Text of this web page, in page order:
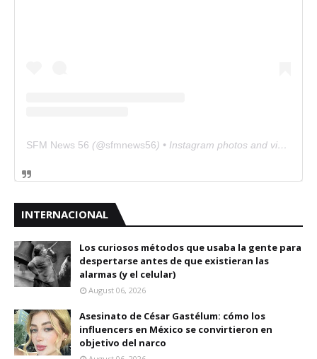
SFM News 56 (@sfmnews56) • Instagram photos and videos
INTERNACIONAL
Los curiosos métodos que usaba la gente para
despertarse antes de que existieran las
alarmas (y el celular)
August 06, 2026
Asesinato de César Gastélum: cómo los
influencers en México se convirtieron en
objetivo del narco